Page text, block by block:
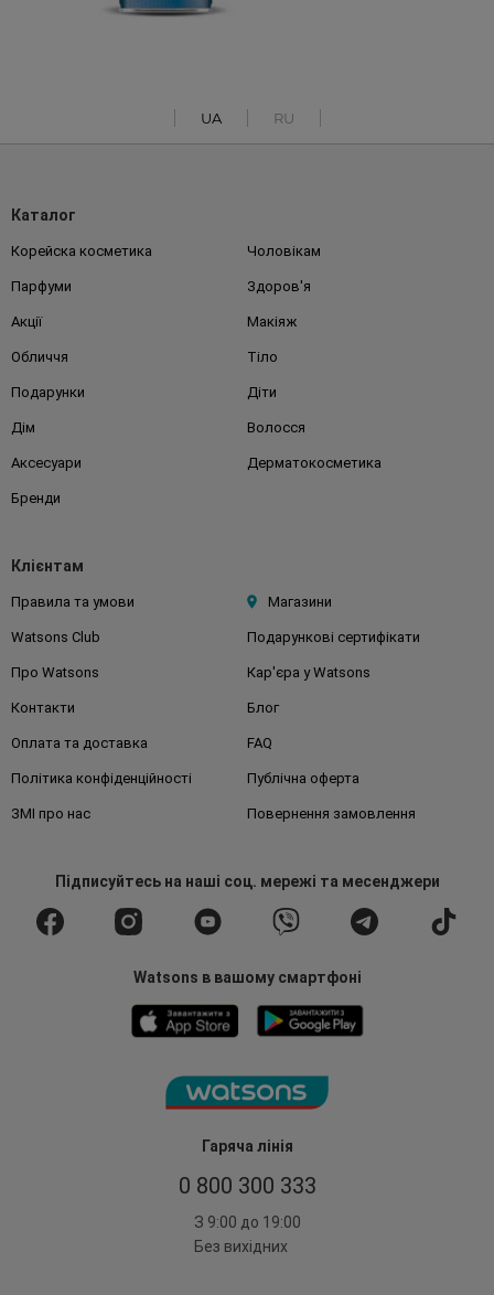
UA RU
Гаряча лінія
0 800 300 333
З 9:00 до 19:00
Без вихідних
Каталог
Корейска косметика Чоловікам
Парфуми Здоров'я
Акції Макіяж
Обличчя Тіло
Подарунки Діти
Дім Волосся
Аксесуари Дерматокосметика
Бренди
Клієнтам
Правила та умови Магазини
Watsons Club Подарункові сертифікати
Про Watsons Кар'єра у Watsons
Контакти Блог
Оплата та доставка FAQ
Політика конфіденційності Публічна оферта
ЗМІ про нас Повернення замовлення
Підписуйтесьна наші соц. мережі та месенджери
Watsons в вашому смартфоні